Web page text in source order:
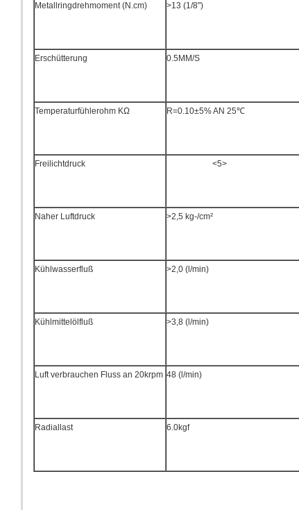
Metallringdrehmoment (N.cm) >13 (1/8")
Erschütterung 0.5MM/S
Temperaturfühlerohm KΩ R=0.10±5% AN 25℃
Freilichtdruck <5>
Naher Luftdruck >2,5 kg-/cm²
Kühlwasserfluß >2,0 (l/min)
Kühlmittelölfluß >3,8 (l/min)
Luft verbrauchen Fluss an 20krpm 48 (l/min)
Radiallast 6.0kgf